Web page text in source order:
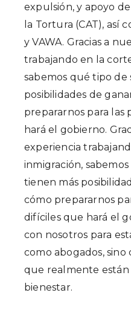
expulsión, y apoyo
la Tortura (CAT), así
y VAWA. Gracias a
trabajando en la
sabemos qué tipo de
posibilidades de
prepararnos para
hará el gobierno.
experiencia
inmigración,
tienen más
cómo prepararnos
difíciles que hará el
con nosotros para
como abogados,
que realmente
bienestar.